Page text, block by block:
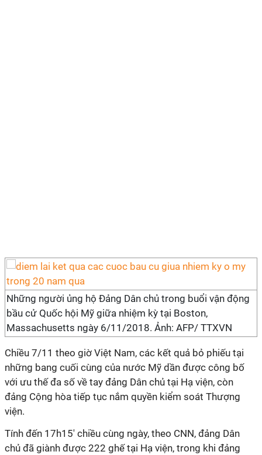
Những người ủng hộ Đảng Dân chủ trong buổi vận động
bầu cử Quốc hội Mỹ giữa nhiệm kỳ tại Boston,
Massachusetts ngày 6/11/2018. Ảnh: AFP/ TTXVN
Chiều 7/11 theo giờ Việt Nam, các kết quả bỏ phiếu tại
những bang cuối cùng của nước Mỹ dần được công bố
với ưu thế đa số về tay đảng Dân chủ tại Hạ viện, còn
đảng Cộng hòa tiếp tục nắm quyền kiểm soát Thượng
viện.
Tính đến 17h15' chiều cùng ngày, theo CNN, đảng Dân
chủ đã giành được 222 ghế tại Hạ viện, trong khi đảng